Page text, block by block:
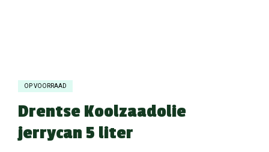
OP VOORRAAD
Drentse Koolzaadolie
jerrycan 5 liter